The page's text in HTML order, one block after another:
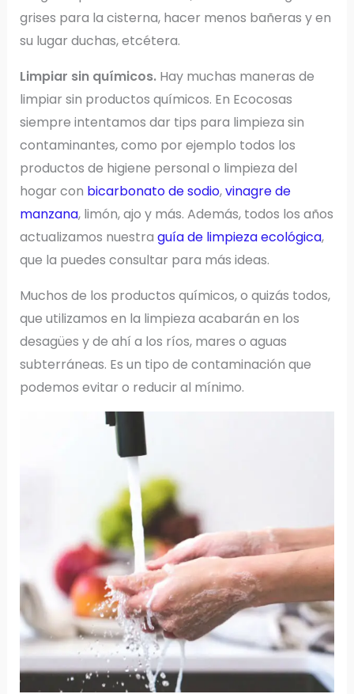
grises para la cisterna, hacer menos bañeras y en
su lugar duchas, etcétera.
Limpiar sin químicos.Hay muchas maneras de
limpiar sin productos químicos. En Ecocosas
siempre intentamos dar tips para limpieza sin
contaminantes, como por ejemplo todos los
productos de higiene personal o limpieza del
hogar con bicarbonato de sodio,vinagre de
manzana, limón, ajo y más. Además, todos los años
actualizamos nuestra guía de limpieza ecológica,
que la puedes consultar para más ideas.
Muchos de los productos químicos, o quizás todos,
que utilizamos en la limpieza acabarán en los
desagües y de ahí a los ríos, mares o aguas
subterráneas. Es un tipo de contaminación que
podemos evitar o reducir al mínimo.